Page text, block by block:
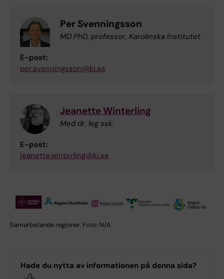
Per Svenningsson
MD PhD, professor, Karolinska Institutet
E-post:
per.svenningsson@ki.se
Jeanette Winterling
Med dr, leg ssk.
E-post:
jeanette.winterling@ki.se
Samarbetande regioner. Foto: N/A
Hade du nytta av informationen på denna sida?